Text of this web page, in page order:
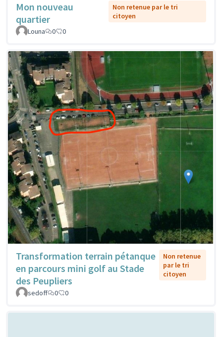
Mon nouveau
quartier
Non retenue par le tri
citoyen
Louna
0 0
Transformation terrain pétanque
en parcours mini golf au Stade
des Peupliers
Non retenue
par le tri
citoyen
sedoff 0 0